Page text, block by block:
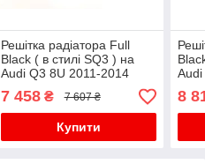
Решітка радіатора Full
Black ( в стилі SQ3 ) на
Audi Q3 8U 2011-2014
7 458₴ 7 607 ₴
Купити
8